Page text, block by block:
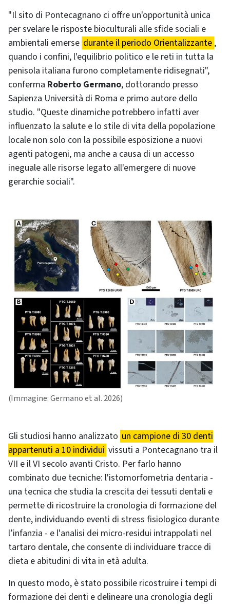
"Il sito di Pontecagnano ci offre un'opportunità unica
per svelare le risposte bioculturali alle sfide sociali e
ambientali emerse durante il periodo Orientalizzante ,
quando i confini, l'equilibrio politico e le reti in tutta la
penisola italiana furono completamente ridisegnati",
conferma Roberto Germano, dottorando presso
Sapienza Università di Roma e primo autore dello
studio. "Queste dinamiche potrebbero infatti aver
influenzato la salute e lo stile di vita della popolazione
locale non solo con la possibile esposizione a nuovi
agenti patogeni, ma anche a causa di un accesso
ineguale alle risorse legato all'emergere di nuove
gerarchie sociali".
(Immagine: Germano et al. 2026)
Gli studiosi hanno analizzato un campione di 30 denti
appartenuti a 10 individui vissuti a Pontecagnano tra il
VII e il VI secolo avanti Cristo. Per farlo hanno
combinato due tecniche: l'istomorfometria dentaria -
una tecnica che studia la crescita dei tessuti dentali e
permette di ricostruire la cronologia di formazione del
dente, individuando eventi di stress fisiologico durante
l’infanzia - e l'analisi dei micro-residui intrappolati nel
tartaro dentale, che consente di individuare tracce di
dieta e abitudini di vita in età adulta.
In questo modo, è stato possibile ricostruire i tempi di
formazione dei denti e delineare una cronologia degli